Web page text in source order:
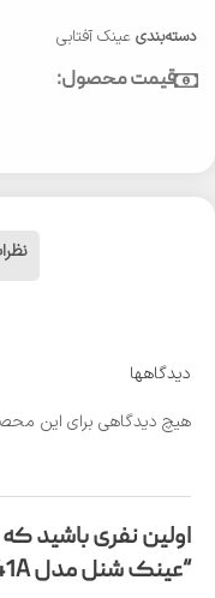
دسته‌بندی عینک آفتابی
قیمت محصول:
دیدگاهها
هیچ دیدگاهی برای این
اولین نفری باشید
“عینک شنل مدل CH5541A”